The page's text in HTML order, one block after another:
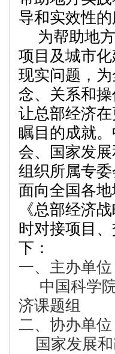
导和实效性
为帮助地
项目及城市
现实问题，
念、关系和操
让总部经济
瞩目的成就。
会、国家发
组织所属专
面向全国各
《总部经济
时对接项目
下：
一、 主办单位
中国科学院
济课题组
二、 协办单位
国家发展和